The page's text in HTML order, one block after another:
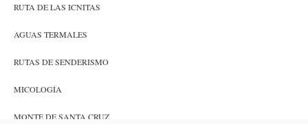
RUTA DE LAS ICNITAS
AGUAS TERMALES
RUTAS DE SENDERISMO
MICOLOGÍA
MONTE DE SANTA CRUZ